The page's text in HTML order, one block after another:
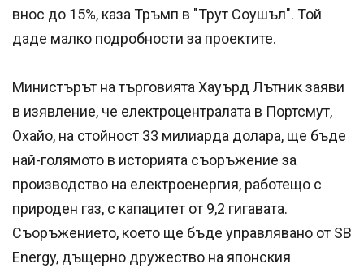
внос до 15%, каза Тръмп в "Трут Соушъл". Той
даде малко подробности за проектите.
Министърът на търговията Хауърд Лътник заяви
в изявление, че електроцентралата в Портсмут,
Охайо, на стойност 33 милиарда долара, ще бъде
най-голямото в историята съоръжение за
производство на електроенергия, работещо с
природен газ, с капацитет от 9,2 гигавата.
Съоръжението, което ще бъде управлявано от SB
Energy, дъщерно дружество на японския